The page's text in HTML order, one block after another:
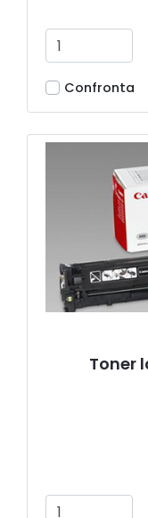
Confronta
Toner